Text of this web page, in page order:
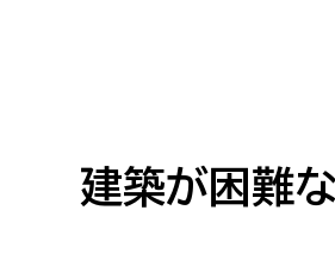
高校生・大学生など
建築が困難